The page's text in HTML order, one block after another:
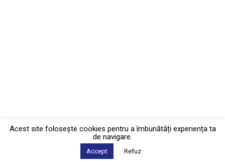
Acest site foloseşte cookies pentru a îmbunătăți experiența ta
de navigare.
Accept Refuz